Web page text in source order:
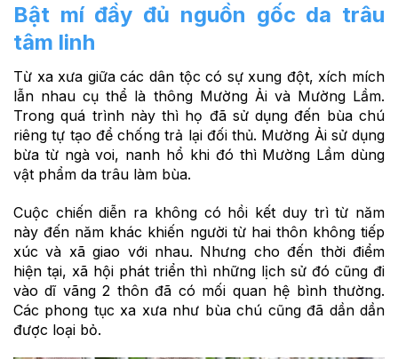
Bật mí đầy đủ nguồn gốc da trâu
tâm linh
Từ xa xưa giữa các dân tộc có sự xung đột, xích mích
lẫn nhau cụ thể là thông Mường Ải và Mường Lầm.
Trong quá trình này thì họ đã sử dụng đến bùa chú
riêng tự tạo để chống trả lại đối thủ. Mường Ải sử dụng
bừa từ ngà voi, nanh hổ khi đó thì Mường Lầm dùng
vật phẩm da trâu làm bùa.
Cuộc chiến diễn ra không có hồi kết duy trì từ năm
này đến năm khác khiến người từ hai thôn không tiếp
xúc và xã giao với nhau. Nhưng cho đến thời điểm
hiện tại, xã hội phát triển thì những lịch sử đó cũng đi
vào dĩ vãng 2 thôn đã có mối quan hệ bình thường.
Các phong tục xa xưa như bùa chú cũng đã dần dần
được loại bỏ.